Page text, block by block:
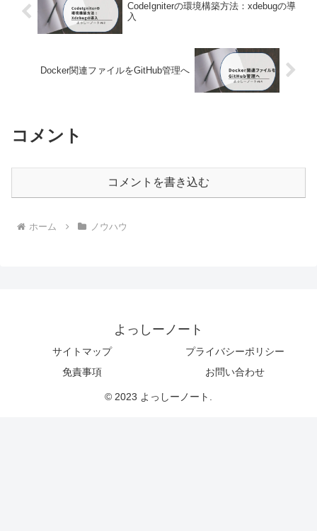
CodeIgniterの環境構築方法：xdebugの導
入
Docker関連ファイルをGitHub管理へ
コメント
コメントを書き込む
ホーム ノウハウ
よっしーノート
サイトマップ
プライバシーポリシー
免責事項
お問い合わせ
© 2023 よっしーノート.